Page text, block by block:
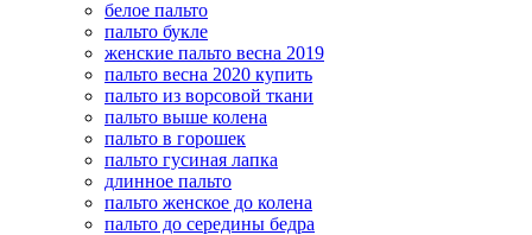
белое пальто
пальто букле
женские пальто весна 2019
пальто весна 2020 купить
пальто из ворсовой ткани
пальто выше колена
пальто в горошек
пальто гусиная лапка
длинное пальто
пальто женское до колена
пальто до середины бедра